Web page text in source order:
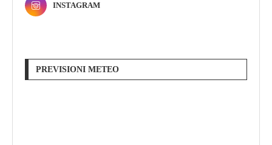
INSTAGRAM
PREVISIONI METEO